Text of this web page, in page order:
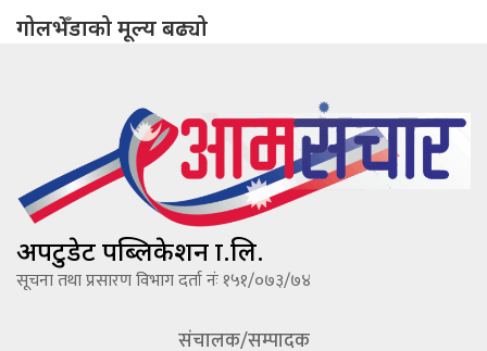
गोलभेँडाको मूल्य बढ्यो
अपटुडेट पब्लिकेशन प्रा.लि.
सूचना तथा प्रसारण विभाग दर्ता नंः १५१/०७३/७४
संचालक/सम्पादक